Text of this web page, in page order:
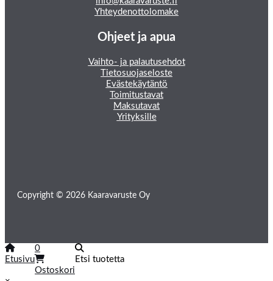
Yhteydenottolomake
Ohjeet ja apua
Vaihto- ja palautusehdot
Tietosuojaseloste
Evästekäytäntö
Toimitustavat
Maksutavat
Yrityksille
Copyright © 2026 Kaaravaruste Oy
Etusivu
0
Ostoskori
Etsi tuotetta